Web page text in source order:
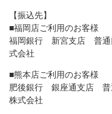
【振込先】
■福岡店ご利用のお客様
福岡銀行 新宮支店 普
式会社
■熊本店ご利用のお客様
肥後銀行 銀座通支店
株式会社